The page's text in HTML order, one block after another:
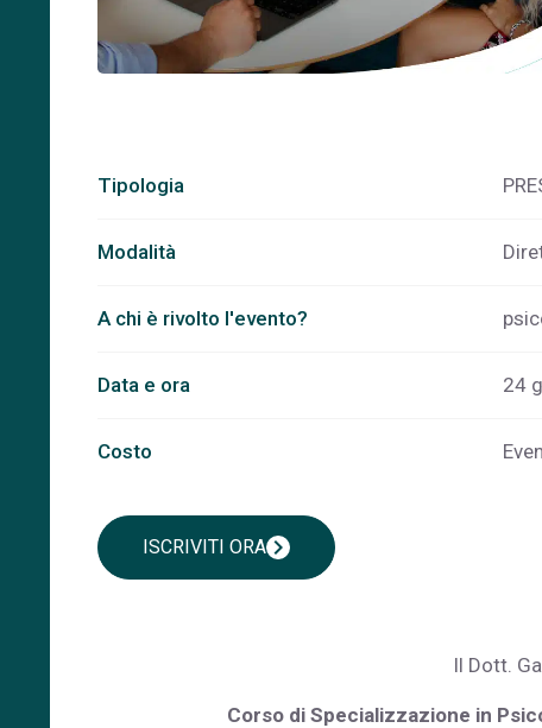
Tipologia
Modalità
A chi è rivolto l'evento?
Data e ora 24
Costo
ISCRIVITI ORAchevron_right
Il Dott.
Corso di Specializzazione in